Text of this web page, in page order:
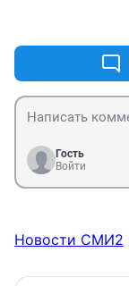
Гость
Войти
Новости СМИ2